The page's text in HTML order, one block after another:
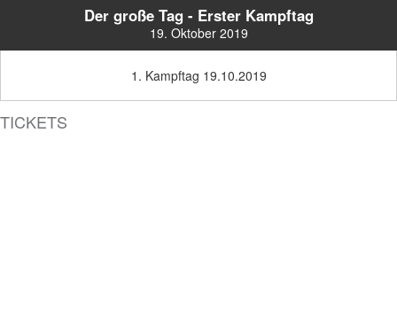
Der große Tag - Erster Kampftag
19. Oktober 2019
1. Kampftag 19.10.2019
TICKETS